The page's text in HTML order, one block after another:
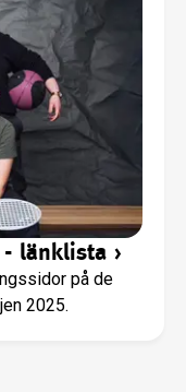
- länklista ›
på de
2025.